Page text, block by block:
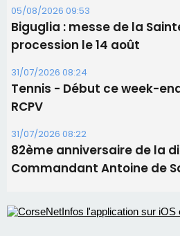
31/07/2026 08:22
82ème anniversaire de la
Commandant Antoine de
Les plus lus
Satine Nomary est la nouvelle
Éclipse du 12 août : la Corse
d'un spectacle qui ne
profiter pleinement du